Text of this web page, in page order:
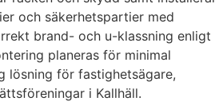
och säkerhetspartier med
brand- och u-klassning enligt
planeras för minimal
lösning för fastighetsägare,
i Kallhäll.